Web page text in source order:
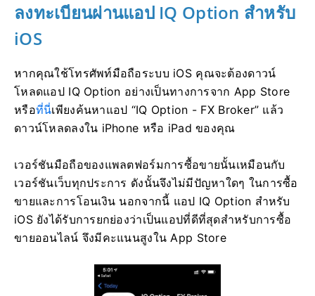
ลงทะเบียนผ่านแอป IQ Option สำหรับ
iOS
หากคุณใช้โทรศัพท์มือถือระบบ iOS คุณจะต้องดาวน์
โหลดแอป IQ Option อย่างเป็นทางการจาก App Store
หรือที่นี่เพียงค้นหาแอป “IQ Option - FX Broker” แล้ว
ดาวน์โหลดลงใน iPhone หรือ iPad ของคุณ
เวอร์ชันมือถือของแพลตฟอร์มการซื้อขายนั้นเหมือนกับ
เวอร์ชันเว็บทุกประการ ดังนั้นจึงไม่มีปัญหาใดๆ ในการซื้อ
ขายและการโอนเงิน นอกจากนี้ แอป IQ Option สำหรับ
iOS ยังได้รับการยกย่องว่าเป็นแอปที่ดีที่สุดสำหรับการซื้อ
ขายออนไลน์ จึงมีคะแนนสูงใน App Store